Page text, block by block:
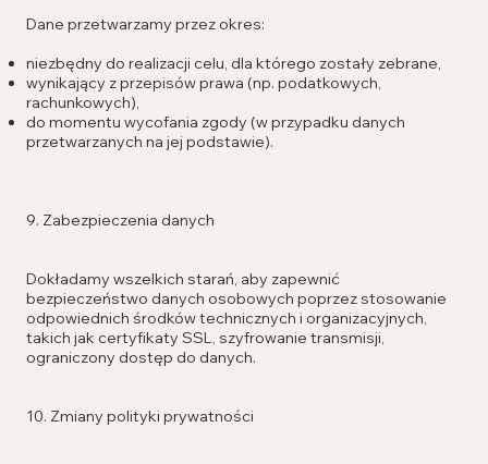
Dane przetwarzamy przez okres:
niezbędny do realizacji celu, dla którego zostały zebrane,
wynikający z przepisów prawa (np. podatkowych,
rachunkowych),
do momentu wycofania zgody (w przypadku danych
przetwarzanych na jej podstawie).
9. Zabezpieczenia danych
Dokładamy wszelkich starań, aby zapewnić
bezpieczeństwo danych osobowych poprzez stosowanie
odpowiednich środków technicznych i organizacyjnych,
takich jak certyfikaty SSL, szyfrowanie transmisji,
ograniczony dostęp do danych.
10. Zmiany polityki prywatności